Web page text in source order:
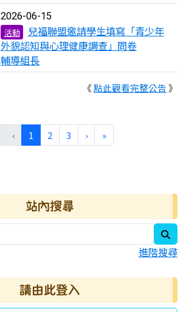
2026-06-15
活動
兒福聯盟邀請學生填寫「青少年
外貌認知與心理健康調查」問卷
輔導組長
《點此觀看完整公告》
‹ 1 (目前頁次)
2 3 ›下一頁
»最後頁
站內搜尋
進階搜尋
請由此登入